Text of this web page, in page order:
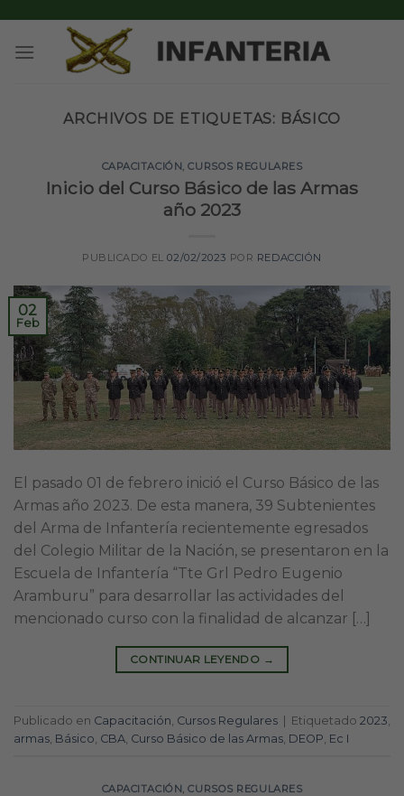
content
ARCHIVOS DE ETIQUETAS: BÁSICO
CAPACITACIÓN,CURSOS REGULARES
Inicio del Curso Básico de las Armas
año 2023
PUBLICADO EL02/02/2023 POR REDACCIÓN
02
Feb
El pasado 01 de febrero inició el Curso Básico de las
Armas año 2023. De esta manera, 39 Subtenientes
del Arma de Infantería recientemente egresados
del Colegio Militar de la Nación, se presentaron en la
Escuela de Infantería “Tte Grl Pedro Eugenio
Aramburu” para desarrollar las actividades del
mencionado curso con la finalidad de alcanzar […]
CONTINUAR LEYENDO →
Publicado en Capacitación, Cursos Regulares Etiquetado 2023,
armas, Básico, CBA, Curso Básico de las Armas, DEOP, Ec I
CAPACITACIÓN,CURSOS REGULARES